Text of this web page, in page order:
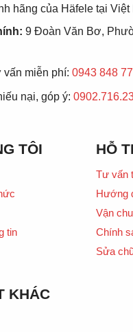
hãng của Häfele tại Việt
9 Đoàn Văn Bơ,
vấn miễn phí: 0943 848
nại, góp ý:
TÔI
tin
HỖ
Tư vấn
Hướng
Vận
Chính
Sửa
KHÁC